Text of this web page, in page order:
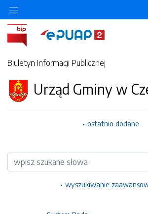
Biuletyn Informacji Publicznej
Urząd Gminy w
ostatnio dodane
Wyszukiwarka
wyszukiwanie